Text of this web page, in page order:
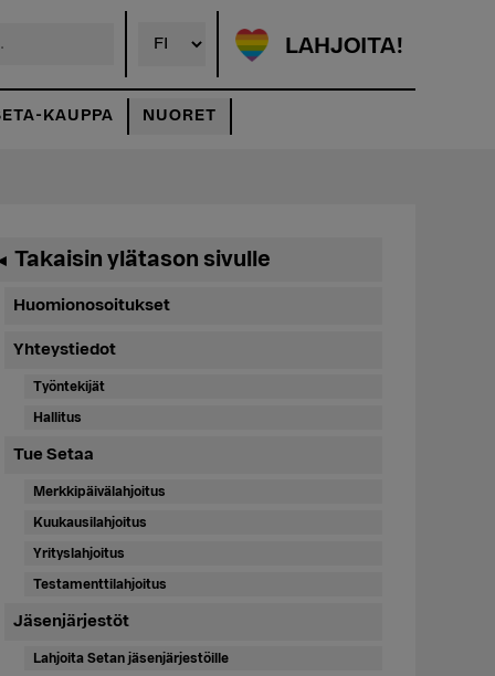
LAHJOITA!
KAUPPA NUORET
Takaisin ylätason sivulle
Huomionosoitukset
Yhteystiedot
Työntekijät
Hallitus
Tue Setaa
Merkkipäivälahjoitus
Kuukausilahjoitus
Yrityslahjoitus
Testamenttilahjoitus
Jäsenjärjestöt
Lahjoita Setan jäsenjärjestöille